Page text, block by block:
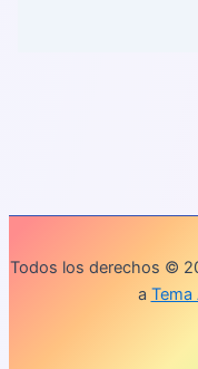
Todos los derechos ©
a Tema